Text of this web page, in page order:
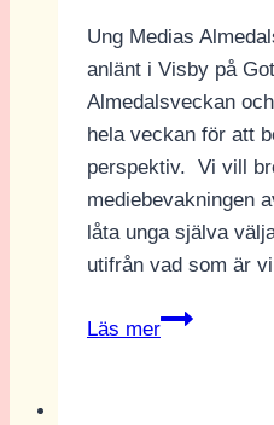
Ung Medias
anlänt i Visby på
Almedalsveckan
hela veckan för att
perspektiv. Vi vill
mediebevakningen
låta unga själva
utifrån vad som är
Läs mer
Vi